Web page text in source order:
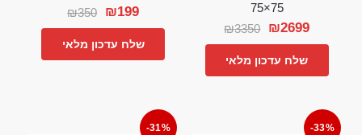
75×75
₪3350 ₪2699
שלח עדכון מלאי
₪350 ₪199
שלח עדכון מלאי
-33%
-31%